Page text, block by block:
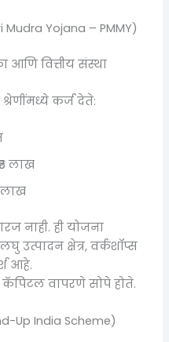
Mudra Yojana – PMMY)
आणि वित्तीय संस्था
श्रेणींमध्ये कर्ज देते:
लाख
लाख
नाही. ही योजना
उत्पादन क्षेत्र, वर्कशॉप्स
आहे.
कॅपिटल वापरणे सोपे होते.
Up India Scheme)